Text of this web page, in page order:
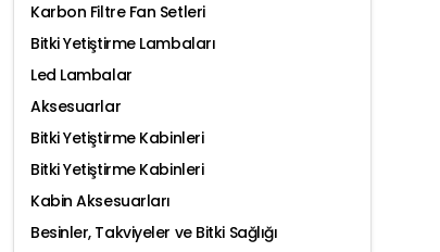
Karbon Filtre Fan Setleri
Bitki Yetiştirme Lambaları
Led Lambalar
Aksesuarlar
Bitki Yetiştirme Kabinleri
Bitki Yetiştirme Kabinleri
Kabin Aksesuarları
Besinler, Takviyeler ve Bitki Sağlığı